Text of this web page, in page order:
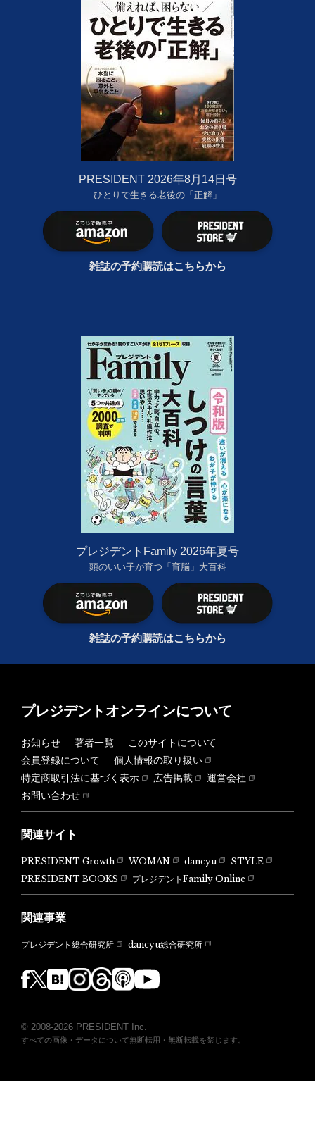
PRESIDENT 2026年8月14日号
ひとりで生きる老後の「正解」
雑誌の予約購読はこちらから
プレジデントFamily 2026年夏号
頭のいい子が育つ「育脳」大百科
雑誌の予約購読はこちらから
プレジデントオンラインについて
お知らせ 著者一覧
このサイトについて
会員登録について
個人情報の取り扱い
特定商取引法に基づく表示
広告掲載
運営会社
お問い合わせ
関連サイト
PRESIDENT Growth WOMAN dancyu
STYLE
PRESIDENT BOOKS
プレジデントFamily Online
関連事業
プレジデント総合研究所 dancyu総合研究所
© 2008-2026 PRESIDENT Inc.
すべての画像・データについて無断転用・無断転載を禁じます。